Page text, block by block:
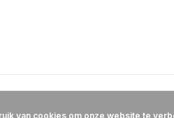
van cookies om onze website te